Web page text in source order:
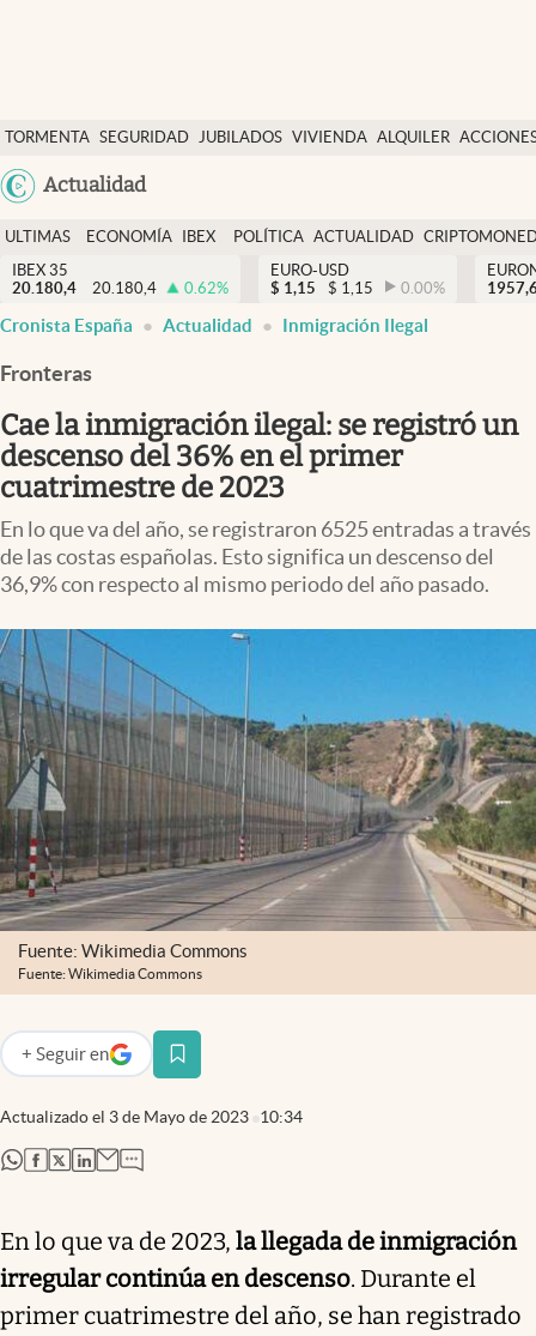
TORMENTA SEGURIDAD JUBILADOS VIVIENDA ALQUILER
USA
Actualidad
Economía y finanzas
Política
Actualidad
Criptomonedas
España
ULTIMAS
NOTICIAS
ECONOMÍA
FINANZAS
IBEX
EURO
POLÍTICA ACTUALIDAD
IBEX 35
20.180,4
20.180,4 0.62%
EURO-USD
$ 1,15 $ 1,15 0.00%
Cronista España Actualidad Inmigración Ilegal
Fronteras
Cae la inmigración ilegal: se registró un
descenso del 36% en el primer
cuatrimestre de 2023
En lo que va del año, se registraron 6525 entradas a través
de las costas españolas. Esto significa un descenso del
36,9% con respecto al mismo periodo del año pasado.
Fuente: Wikimedia Commons
Fuente: Wikimedia Commons
Actualizado el 3 de Mayo de 2023 10:34
+ Seguir en
abre en nueva pestaña
abre en nueva pestaña
abre en nueva pestaña
abre en nueva pestaña
abre en nueva pestaña
En lo que va de 2023, la llegada de inmigración
irregular continúa en descenso. Durante el
primer cuatrimestre del año, se han registrado